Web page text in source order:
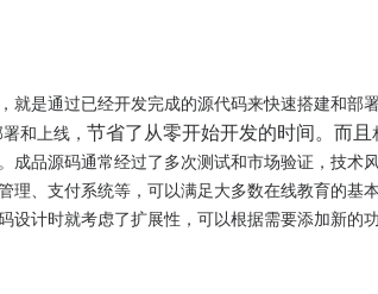
就是通过已经开发完成的源代码来快速搭建和部
和上线， 节省了从零开始开发的时间。而且
成品源码通常经过了多次测试和市场验证，技术
理、支付系统等，可以满足大多数在线教育的基
设计时就考虑了扩展性，可以根据需要添加新的